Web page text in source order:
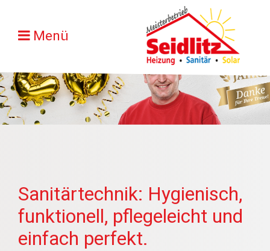
Menü
Sanitärtechnik: Hygienisch,
funktionell, pflegeleicht und
einfach perfekt.